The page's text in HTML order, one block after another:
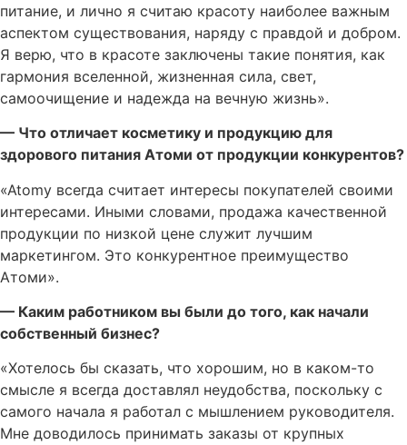
питание, и лично я считаю красоту наиболее важным
аспектом существования, наряду с правдой и добром.
Я верю, что в красоте заключены такие понятия, как
гармония вселенной, жизненная сила, свет,
самоочищение и надежда на вечную жизнь».
— Что отличает косметику и продукцию для
здорового питания Атоми от продукции конкурентов?
«Atomy всегда считает интересы покупателей своими
интересами. Иными словами, продажа качественной
продукции по низкой цене служит лучшим
маркетингом. Это конкурентное преимущество
Атоми».
— Каким работником вы были до того, как начали
собственный бизнес?
«Хотелось бы сказать, что хорошим, но в каком-то
смысле я всегда доставлял неудобства, поскольку с
самого начала я работал с мышлением руководителя.
Мне доводилось принимать заказы от крупных